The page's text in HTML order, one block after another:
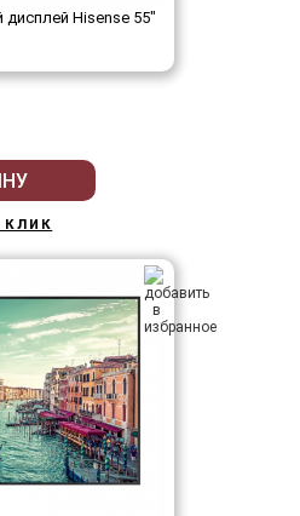
Hisense 55"
клик